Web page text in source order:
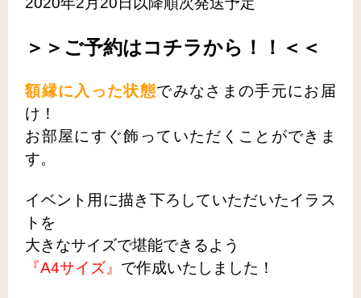
＞＞ ご予約はコチラから！！ ＜＜
額縁に入った状態でみなさまの手元にお届
け！
お部屋にすぐ飾っていただくことができま
す。
イベント用に描き下ろしていただいたイラス
トを
大きなサイズで堪能できるよう
『A4サイズ』 で作成いたしました！